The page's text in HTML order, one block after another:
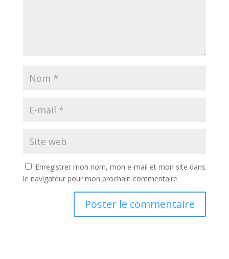
Enregistrer mon nom, mon e-mail et mon site dans
le navigateur pour mon prochain commentaire.